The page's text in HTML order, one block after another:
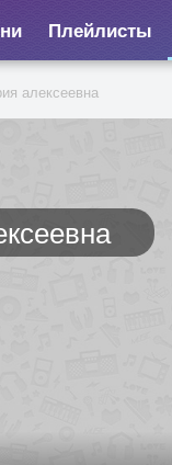
Плейлисты
алексеевна